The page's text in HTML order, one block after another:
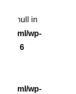
on null in
wp-
6
wp-